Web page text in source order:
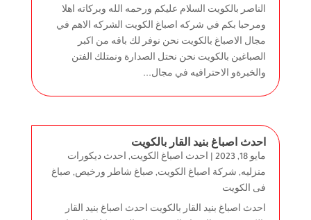
الناصر بالكويت السلام عليكم ورحمه الله وبركاته اهلا
ومرحبا بكم في شركه اصباغ الكويت الشركه الاهم في
مجال الاصباغ بالكويت نحن نوفر لك باقه من اكبر
الصباغين بالكويت نحن نحتل الصدارة ونمتلك الفتن
والخبرةو الاحترافيه في مجال...
احدث اصباغ بنيد القار بالكويت
مايو 18, 2023 | احدث اصباغ الكويت, احدث ديكورات
منزليه, شركة اصباغ الكويت, صباغ شاطر ورخيص, صباغ
فى الكويت
احدث اصباغ بنيد القار بالكويت احدث اصباغ بنيد القار